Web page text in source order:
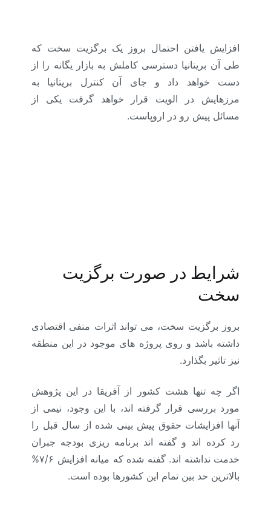
افزایش یافتن احتمال بروز یک برگزیت سخت که
طی آن بریتانیا دسترسی کاملش به بازار یگانه را از
دست خواهد داد و جای آن کنترل بریتانیا به
مرزهایش در الویت قرار خواهد گرفت یکی از
مسائل پیش رو در اروپاست.
شرایط در صورت برگزیت
سخت
بروز برگزیت سخت، می تواند اثرات منفی اقتصادی
داشته باشد و روی پروژه های موجود در این منطقه
نیز تاثیر بگذارد.
اگر چه تنها هشت کشور از آفریقا در این پژوهش
مورد بررسی قرار گرفته اند، با این وجود، نیمی از
آنها افزایشات حقوق پیش بینی شده از سال قبل را
رد کرده اند و گفته اند برنامه ریزی بودجه جبران
خدمت نداشته اند. گفته شده که میانه افزایش ۷/۶%
بالاترین حد بین تمام این کشورها بوده است.